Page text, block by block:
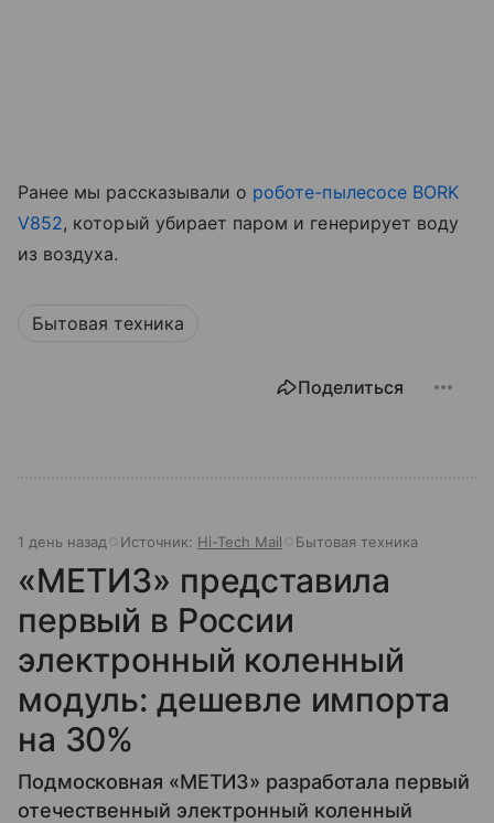
Ранее мы рассказывали о роботе-пылесосе BORK
V852, который убирает паром и генерирует воду
из воздуха.
Бытовая техника
Поделиться
1 день назад Источник: Hi-Tech Mail Бытовая техника
«МЕТИЗ» представила
первый в России
электронный коленный
модуль: дешевле импорта
на 30%
Подмосковная «МЕТИЗ» разработала первый
отечественный электронный коленный